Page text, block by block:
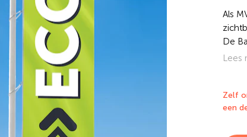
Als
De
Lees
Zelf
een